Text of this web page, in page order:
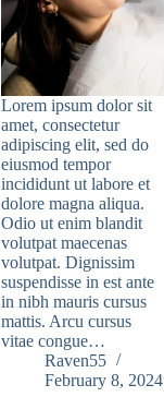
Lorem ipsum dolor sit
amet, consectetur
adipiscing elit, sed do
eiusmod tempor
incididunt ut labore et
dolore magna aliqua.
Odio ut enim blandit
volutpat maecenas
volutpat. Dignissim
suspendisse in est ante
in nibh mauris cursus
mattis. Arcu cursus
vitae congue…
Raven55
February 8, 2024